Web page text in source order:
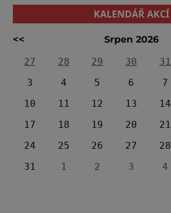
KALENDÁŘ AKCÍ
<< Srpen 2026
27
28 29 30 31
3
4 5 6 7
10
11 12 13 14
17
18 19 20 21
24
25 26 27 28
31
1 2 3 4